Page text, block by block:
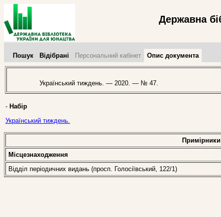
Державна
Пошук Відібрані Персональний кабінет Опис документа
Український тиждень. — 2020. — № 47.
- Набір
Український тиждень.
Примірники
Місцезнаходження
Відділ періодичних видань (просп. Голосіївський, 122/1)